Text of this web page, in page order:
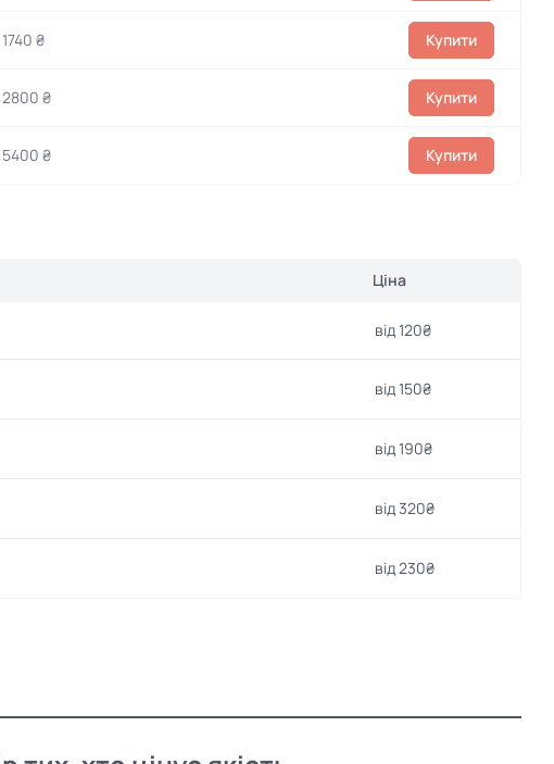
1740 ₴ Купити
2800 ₴ Купити
5400 ₴ Купити
Ціна
від 120₴
від 150₴
від 190₴
від 320₴
від 230₴